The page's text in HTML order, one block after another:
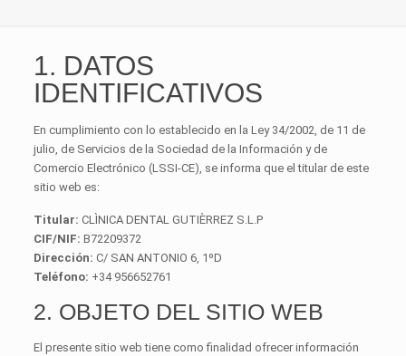
1. DATOS
IDENTIFICATIVOS
En cumplimiento con lo establecido en la Ley 34/2002, de 11 de
julio, de Servicios de la Sociedad de la Información y de
Comercio Electrónico (LSSI-CE), se informa que el titular de este
sitio web es:
Titular: CLÌNICA DENTAL GUTIÈRREZ S.L.P
CIF/NIF: B72209372
Dirección: C/ SAN ANTONIO 6, 1ºD
Teléfono: +34 956652761
2. OBJETO DEL SITIO WEB
El presente sitio web tiene como finalidad ofrecer información